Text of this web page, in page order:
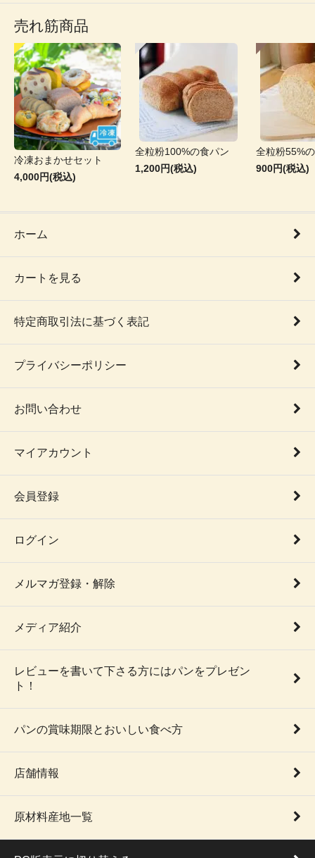
売れ筋商品
冷凍おまかせセット
4,000円(税込)
全粒粉100%の食パン
1,200円(税込)
全粒粉55%
900円(税込)
ホーム
カートを見る
特定商取引法に基づく表記
プライバシーポリシー
お問い合わせ
マイアカウント
会員登録
ログイン
メルマガ登録・解除
メディア紹介
レビューを書いて下さる方にはパンをプレゼン
ト！
パンの賞味期限とおいしい食べ方
店舗情報
原材料産地一覧